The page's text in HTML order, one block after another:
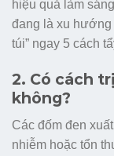
hiệu quả làm
đang là xu hướng
túi” ngay 5 cách
2. Có cách
không?
Các đốm đen
nhiễm hoặc tổn